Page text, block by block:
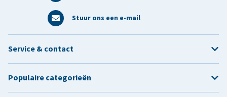
Stuur ons een e-mail
Service & contact
Populaire categorieën